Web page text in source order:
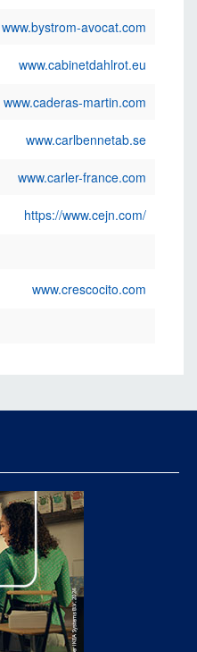
www.bystrom-avocat.com
www.cabinetdahlrot.eu
www.caderas-martin.com
www.carlbennetab.se
www.carler-france.com
https://www.cejn.com/
www.crescocito.com